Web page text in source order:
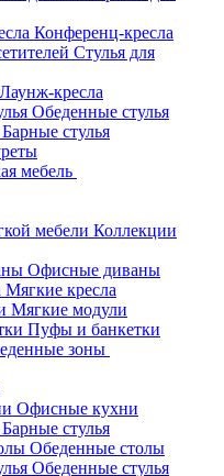
Конференц-кресла
Стулья для
Лаунж-кресла
Обеденные стулья
Барные стулья
мебель
Коллекции
Офисные диваны
Мягкие кресла
Мягкие модули
Пуфы и банкетки
зоны
Офисные кухни
Барные стулья
Обеденные столы
Обеденные стулья